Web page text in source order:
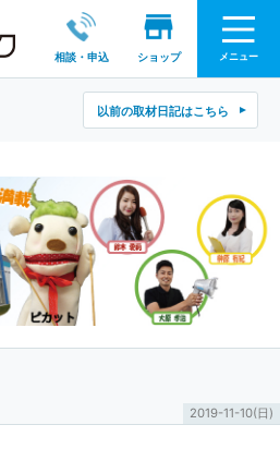
相談・申込 ショップ メニュー
以前の取材日記はこちら
2019-11-10(日)